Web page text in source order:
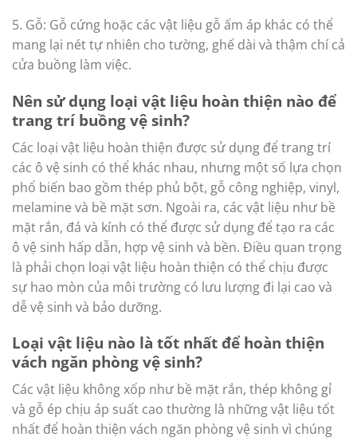
5. Gỗ: Gỗ cứng hoặc các vật liệu gỗ ấm áp khác có thể
mang lại nét tự nhiên cho tường, ghế dài và thậm chí cả
cửa buồng làm việc.
Nên sử dụng loại vật liệu hoàn thiện nào để
trang trí buồng vệ sinh?
Các loại vật liệu hoàn thiện được sử dụng để trang trí
các ô vệ sinh có thể khác nhau, nhưng một số lựa chọn
phổ biến bao gồm thép phủ bột, gỗ công nghiệp, vinyl,
melamine và bề mặt sơn. Ngoài ra, các vật liệu như bề
mặt rắn, đá và kính có thể được sử dụng để tạo ra các
ô vệ sinh hấp dẫn, hợp vệ sinh và bền. Điều quan trọng
là phải chọn loại vật liệu hoàn thiện có thể chịu được
sự hao mòn của môi trường có lưu lượng đi lại cao và
dễ vệ sinh và bảo dưỡng.
Loại vật liệu nào là tốt nhất để hoàn thiện
vách ngăn phòng vệ sinh?
Các vật liệu không xốp như bề mặt rắn, thép không gỉ
và gỗ ép chịu áp suất cao thường là những vật liệu tốt
nhất để hoàn thiện vách ngăn phòng vệ sinh vì chúng